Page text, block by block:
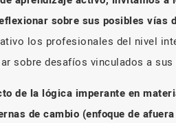
sobre sus posibles vías
los profesionales del nivel
sobre desafíos vinculados a
de la lógica imperante en
de cambio (enfoque de